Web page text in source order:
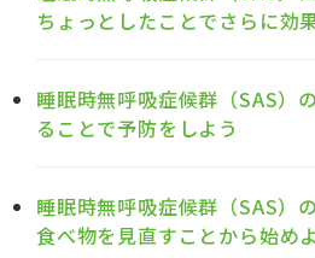
ちょっとしたことでさらに効
睡眠時無呼吸症候群（SAS）
ることで予防をしよう
睡眠時無呼吸症候群（SAS）
食べ物を見直すことから始め